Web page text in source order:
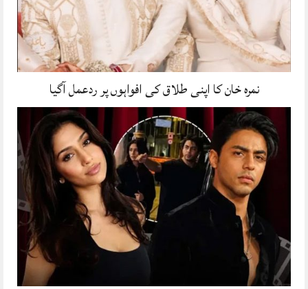
نمرہ خان کا اپنی طلاق کی افواہوں پر ردعمل آگیا